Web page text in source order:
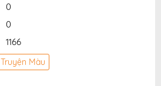
0
0
1166
Truyện Màu